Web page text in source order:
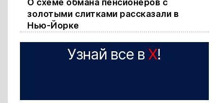
О схеме обмана пенсионеров с
золотыми слитками рассказали в
Нью-Йорке
Узнай все в X!